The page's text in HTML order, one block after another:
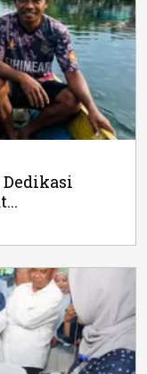
Dedikasi